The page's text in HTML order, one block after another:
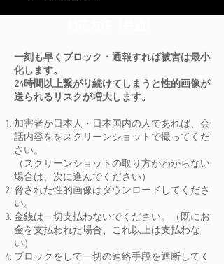
​一刻も早くブロック・通報すれば被害は最小
化します。
24時間以上繋がり続けてしまうと性的画像が
送られるリスクが増大します。
加害者が日本人・日本国内の人であれば、会
話内容ををスクリーンショットで撮ってくだ
さい。
（スクリーンショットの取り方がわからない
場合は、次に進んでください）
脅された性的画像はダウンロードしてくださ
い。
金銭は一切支払わないでください。（既にお
金を支払われた場合、これ以上は支払わな
い）
ブロックをして一切の連絡手段を遮断してく